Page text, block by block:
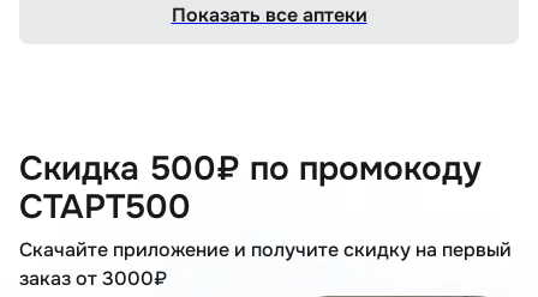
Показать все аптеки
Скидка 500₽ по промокоду
СТАРТ500
Скачайте приложение и получите скидку на первый
заказ от 3000₽